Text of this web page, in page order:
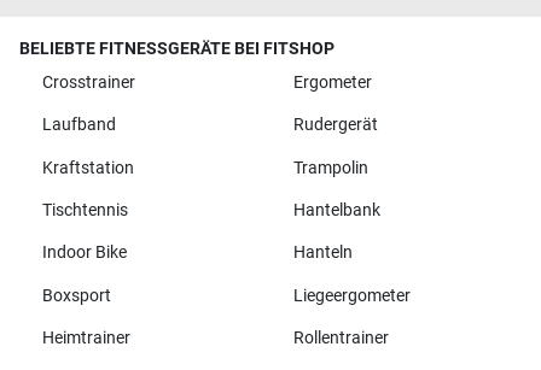
BELIEBTE FITNESSGERÄTE BEI FITSHOP
Crosstrainer
Ergometer
Laufband Rudergerät
Kraftstation Trampolin
Tischtennis Hantelbank
Indoor Bike Hanteln
Boxsport Liegeergometer
Heimtrainer Rollentrainer